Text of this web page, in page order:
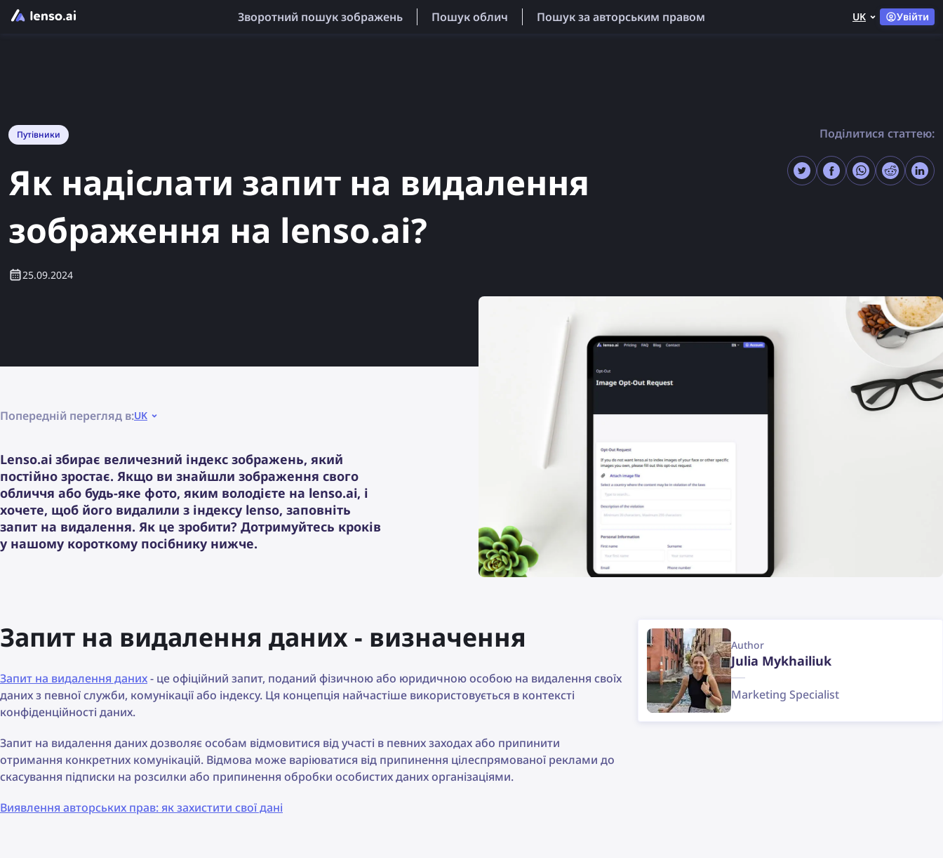
Зворотний пошук зображень Пошук облич Пошук за авторським правом UK Увійти
Путівники
Як надіслати запит на видалення
зображення на lenso.ai?
25.09.2024
Поділитися статтею:
Попередній перегляд в:UK
Lenso.ai збирає величезний індекс зображень, який
постійно зростає. Якщо ви знайшли зображення свого
обличчя або будь-яке фото, яким володієте на lenso.ai, і
хочете, щоб його видалили з індексу lenso, заповніть
запит на видалення. Як це зробити? Дотримуйтесь кроків
у нашому короткому посібнику нижче.
Запит на видалення даних - визначення
Запит на видалення даних- це офіційний запит, поданий фізичною або юридичною особою на видалення своїх
даних з певної служби, комунікації або індексу. Ця концепція найчастіше використовується в контексті
конфіденційності даних.
Запит на видалення даних дозволяє особам відмовитися від участі в певних заходах або припинити
отримання конкретних комунікацій. Відмова може варіюватися від припинення цілеспрямованої реклами до
скасування підписки на розсилки або припинення обробки особистих даних організаціями.
Виявлення авторських прав: як захистити свої дані
Author
Julia Mykhailiuk
Marketing Specialist